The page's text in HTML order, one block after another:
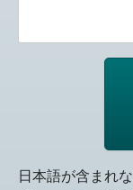
日本語が含まれ